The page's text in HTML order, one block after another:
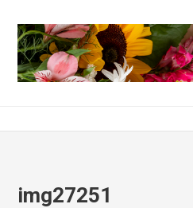
img27251